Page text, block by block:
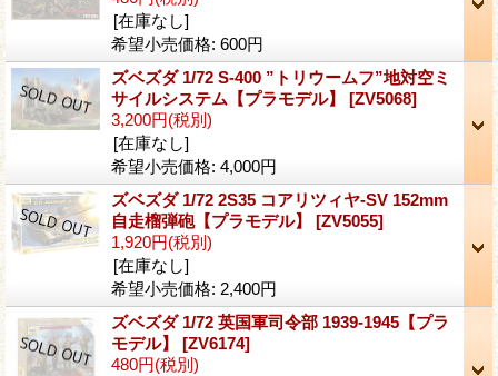
[在庫なし]
希望小売価格: 600円
ズベズダ 1/72 S-400 ”トリウームフ”地対空ミ
サイルシステム【プラモデル】 [ZV5068]
3,200円(税別)
[在庫なし]
希望小売価格: 4,000円
ズベズダ 1/72 2S35 コアリツィヤ-SV 152mm
自走榴弾砲【プラモデル】 [ZV5055]
1,920円(税別)
[在庫なし]
希望小売価格: 2,400円
ズベズダ 1/72 英国軍司令部 1939-1945【プラ
モデル】 [ZV6174]
480円(税別)